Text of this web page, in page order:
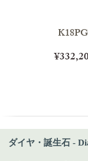
ダイヤ・誕生石 -